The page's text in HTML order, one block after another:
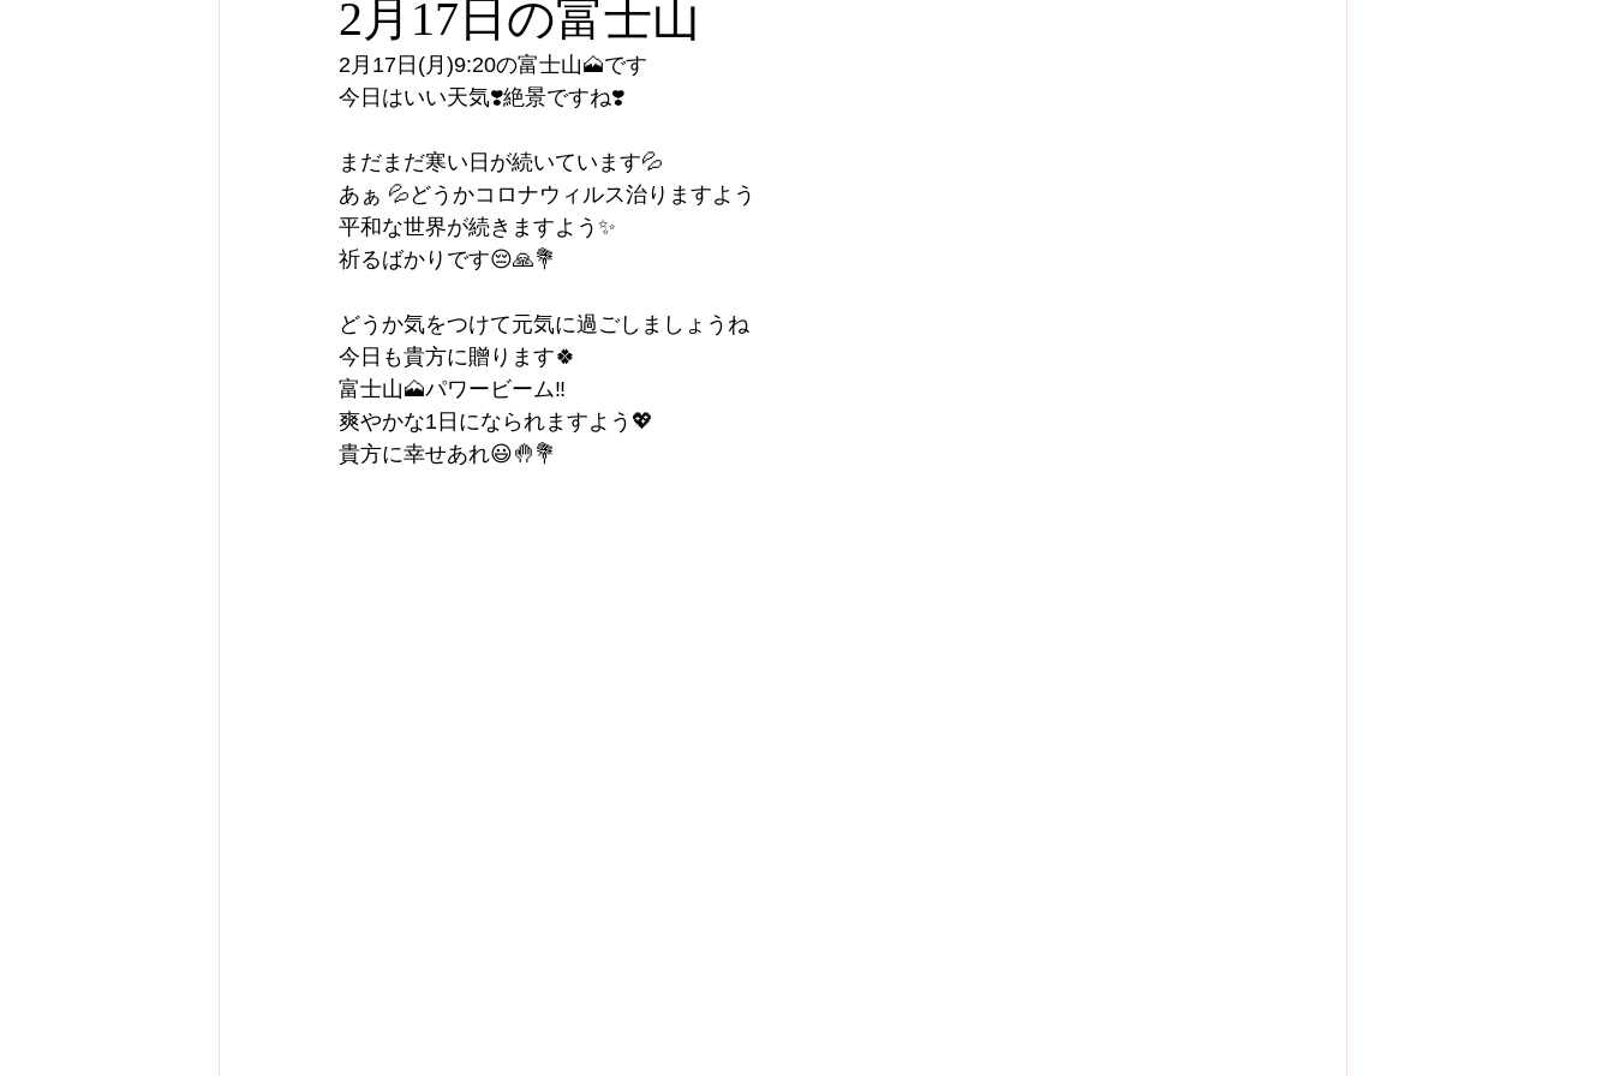
2月17日の富士山
2月17日(月)9:20の富士山🗻です
今日はいい天気❣️絶景ですね❣️
まだまだ寒い日が続いています💦
あぁ 💦どうかコロナウィルス治りますよう
平和な世界が続きますよう✨
祈るばかりです😔🙏💐
どうか気をつけて元気に過ごしましょうね
今日も貴方に贈ります🍀
富士山🗻パワービーム‼️
爽やかな1日になられますよう💖
貴方に幸せあれ😃🤚💐